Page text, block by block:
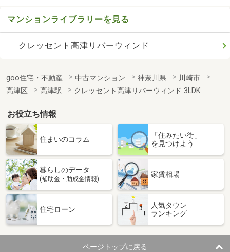
マンションライブラリーを見る
クレッセント高津リバーウィンド
goo住宅・不動産 中古マンション 神奈川県
川崎市
高津区
高津駅 クレッセント高津リバーウィンド 3LDK
お役立ち情報
住まいのコラム
「住みたい街」
を見つけよう
暮らしのデータ
(補助金・助成金情報)
家賃相場
住宅ローン
人気タウン
ランキング
ページトップに戻る